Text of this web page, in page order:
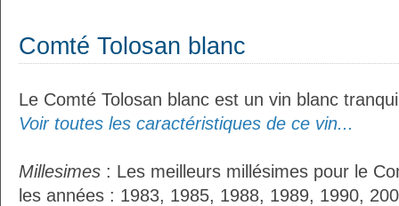
Comté Tolosan blanc
Le Comté Tolosan blanc est un vin blanc
Voir toutes les caractéristiques de ce vin...
Millesimes : Les meilleurs millésimes pour le
les années : 1983, 1985, 1988, 1989, 1990,